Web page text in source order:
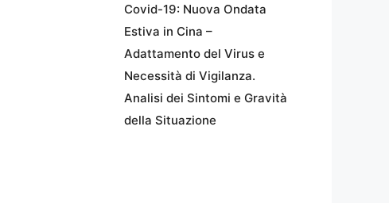
Covid-19: Nuova Ondata
Estiva in Cina –
Adattamento del Virus e
Necessità di Vigilanza.
Analisi dei Sintomi e Gravità
della Situazione